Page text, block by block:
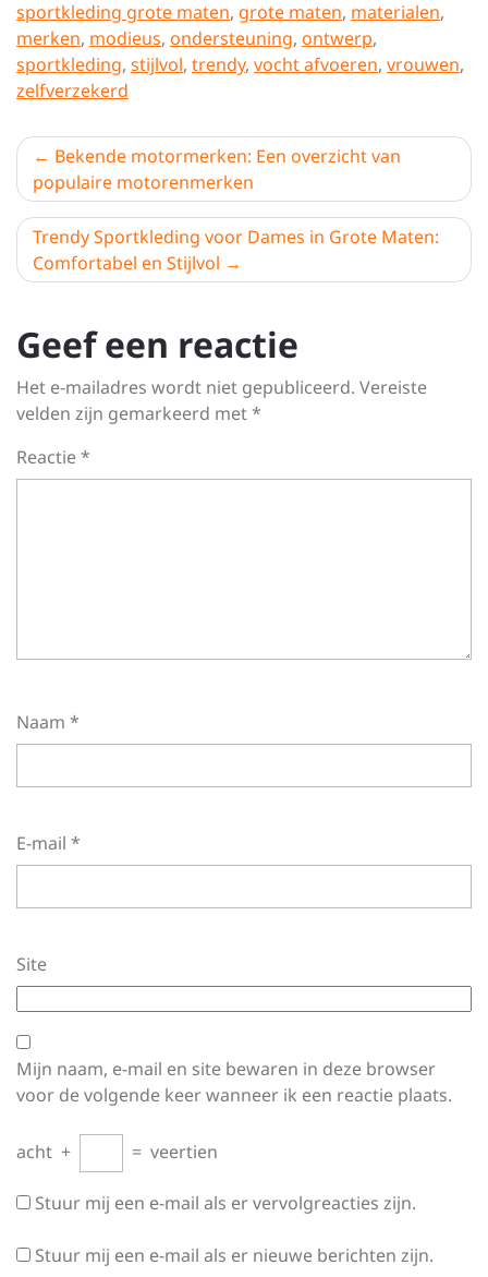
sportkleding grote maten, grote maten, materialen,
merken, modieus, ondersteuning, ontwerp,
sportkleding, stijlvol, trendy, vocht afvoeren, vrouwen,
zelfverzekerd
Berichtnavigatie
Bekende motormerken: Een overzicht van
populaire motorenmerken
Trendy Sportkleding voor Dames in Grote Maten:
Comfortabel en Stijlvol
Geef een reactie
Het e-mailadres wordt niet gepubliceerd. Vereiste
velden zijn gemarkeerd met*
Reactie*
Naam *
E-mail *
Site
Mijn naam, e-mail en site bewaren in deze browser
voor de volgende keer wanneer ik een reactie plaats.
acht + = veertien
Stuur mij een e-mail als er vervolgreacties zijn.
Stuur mij een e-mail als er nieuwe berichten zijn.